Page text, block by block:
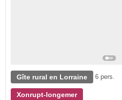
Gîte rural en Lorraine 6 pers.
Xonrupt-longemer